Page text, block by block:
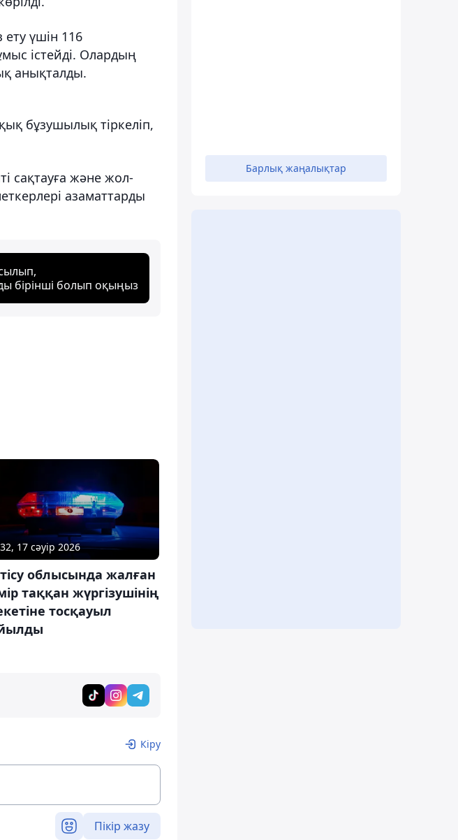
ету үшін 116
істейді. Олардың
анықталды.
бұзушылық тіркеліп,
сақтауға және жол-
азаматтарды
бірінші болып оқыңыз
17 сәуір 2026
облысында жалған
таққан жүргізушінің
тосқауыл
Кіру
Пікір жазу
Барлық жаңалықтар